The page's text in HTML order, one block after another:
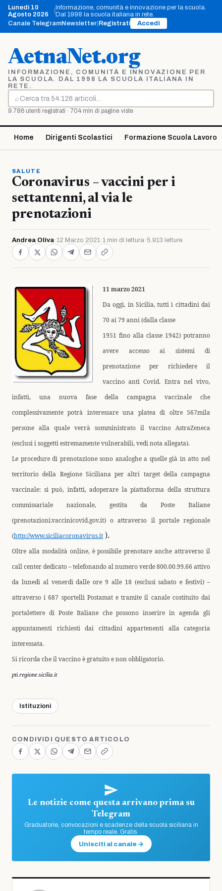
Vai
contenuto
Lunedì 10
Agosto 2026
Informazione, comunità e innovazione per la scuola.
Dal 1998 la scuola italiana in rete.
Canale TelegramNewsletter Registrati Accedi
AetnaNet.org
INFORMAZIONE, COMUNITÀ E INNOVAZIONE PER
LA SCUOLA. DAL 1998 LA SCUOLA ITALIANA IN
RETE.
⌕
Cerca
9.786 utenti registrati · 704 mln di pagine viste
Home Dirigenti Scolastici Formazione Scuola Lavoro
SALUTE
Coronavirus – vaccini per i
settantenni, al via le
prenotazioni
Andrea Oliva·12 Marzo 2021·1 min di lettura· 5.913 letture
11 marzo 2021
Da oggi, in Sicilia, tutti i cittadini dai
70 ai 79 anni (dalla classe
1951 fino alla classe 1942) potranno
avere accesso ai sistemi di
prenotazione per richiedere il
vaccino anti Covid. Entra nel vivo,
infatti, una nuova fase della campagna vaccinale che
complessivamente potrà interessare una platea di oltre 567mila
persone alla quale verrà somministrato il vaccino AstraZeneca
(esclusi i soggetti estremamente vulnerabili, vedi nota allegata).
Le procedure di prenotazione sono analoghe a quelle già in atto nel
territorio della Regione Siciliana per altri target della campagna
vaccinale: si può, infatti, adoperare la piattaforma della struttura
commissariale nazionale, gestita da Poste Italiane
(prenotazioni.vaccinicovid.gov.it) o attraverso il portale regionale
(http://www.siciliacoronavirus.it ).
Oltre alla modalità online, è possibile prenotare anche attraverso il
call center dedicato – telefonando al numero verde 800.00.99.66 attivo
da lunedì al venerdì dalle ore 9 alle 18 (esclusi sabato e festivi) –
attraverso i 687 sportelli Postamat e tramite il canale costituito dai
portalettere di Poste Italiane che possono inserire in agenda gli
appuntamenti richiesti dai cittadini appartenenti alla categoria
interessata.
Si ricorda che il vaccino è gratuito e non obbligatorio.
pti.regione.sicilia.it
Istituzioni
CONDIVIDI QUESTO ARTICOLO
Le notizie come questa arrivano prima su
Telegram
Graduatorie, convocazioni e scadenze della scuola siciliana in
tempo reale. Gratis.
Unisciti al canale →